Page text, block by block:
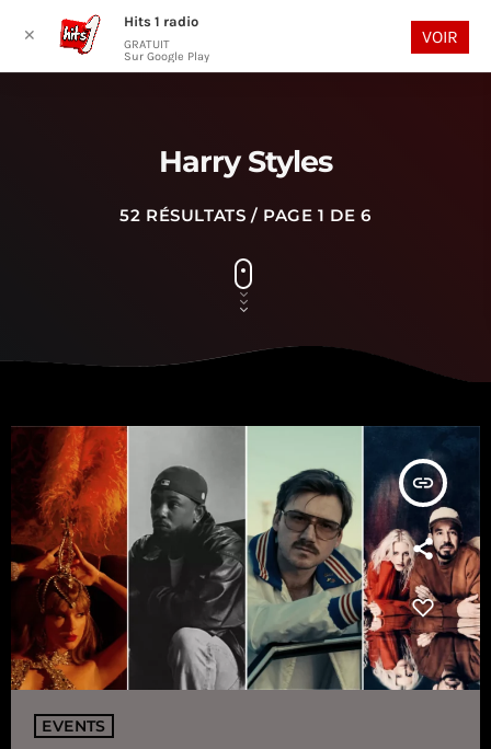
play_arrow
Harry Styles
52 RÉSULTATS / PAGE 1 DE 6
insert_link
EVENTS
✕
Hits 1 radio
GRATUIT
Sur Google Play
VOIR